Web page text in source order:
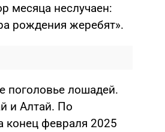
месяца неслучаен:
рождения жеребят».
поголовье лошадей.
и Алтай. По
конец февраля 2025